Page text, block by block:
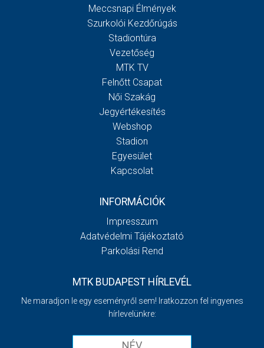
Meccsnapi Élmények
Szurkolói Kezdőrúgás
Stadiontúra
Vezetőség
MTK TV
Felnőtt Csapat
Női Szakág
Jegyértékesítés
Webshop
Stadion
Egyesület
Kapcsolat
INFORMÁCIÓK
Impresszum
Adatvédelmi Tájékoztató
Parkolási Rend
MTK BUDAPEST HÍRLEVÉL
Ne maradjon le egy eseményről sem! Iratkozzon fel ingyenes
hírlevelünkre: